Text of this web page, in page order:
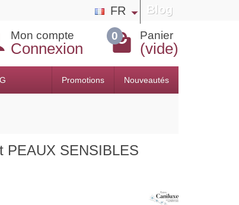
FR Blog
Mon compte
Connexion
0 Panier
(vide)
Promotions Nouveautés
PEAUX SENSIBLES